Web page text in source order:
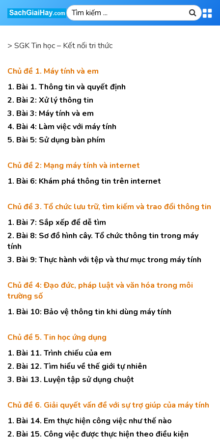
> SGK Tin học – Kết nối tri thức
Chủ đề 1. Máy tính và em
1. Bài 1. Thông tin và quyết định
2. Bài 2: Xử lý thông tin
3. Bài 3: Máy tính và em
4. Bài 4: Làm việc với máy tính
5. Bài 5: Sử dụng bàn phím
Chủ đề 2: Mạng máy tính và internet
1. Bài 6: Khám phá thông tin trên internet
Chủ đề 3. Tổ chức lưu trữ, tìm kiếm và trao đổi thông tin
1. Bài 7: Sắp xếp để dễ tìm
2. Bài 8: Sơ đồ hình cây. Tổ chức thông tin trong máy
tính
3. Bài 9: Thực hành với tệp và thư mục trong máy tính
Chủ đề 4: Đạo đức, pháp luật và văn hóa trong môi
trường số
1. Bài 10: Bảo vệ thông tin khi dùng máy tính
Chủ đề 5. Tin học ứng dụng
1. Bài 11. Trình chiếu của em
2. Bài 12. Tìm hiểu về thế giới tự nhiên
3. Bài 13. Luyện tập sử dụng chuột
Chủ đề 6. Giải quyết vấn đề với sự trợ giúp của máy tính
1. Bài 14. Em thực hiện công việc như thế nào
2. Bài 15. Công việc được thực hiện theo điều kiện